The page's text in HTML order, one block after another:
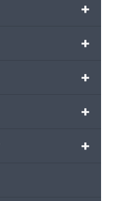
+
+
+
+
+